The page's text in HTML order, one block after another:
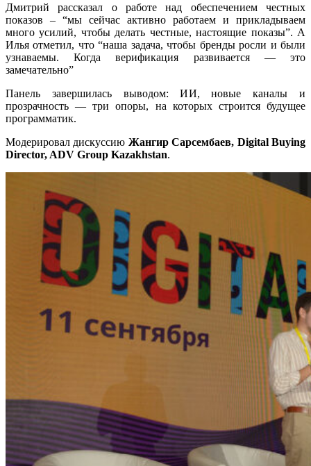
Дмитрий рассказал о работе над обеспечением честных
показов – “мы сейчас активно работаем и прикладываем
много усилий, чтобы делать честные, настоящие показы”. А
Илья отметил, что “наша задача, чтобы бренды росли и были
узнаваемы. Когда верификация развивается — это
замечательно”
Панель завершилась выводом: ИИ, новые каналы и
прозрачность — три опоры, на которых строится будущее
программатик.
Модерировал дискуссию Жангир Сарсембаев, Digital Buying
Director, ADV Group Kazakhstan.